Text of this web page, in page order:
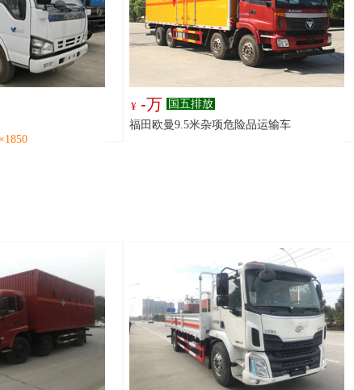
¥ -万 国五排放
福田欧曼9.5米杂项危险品运输车